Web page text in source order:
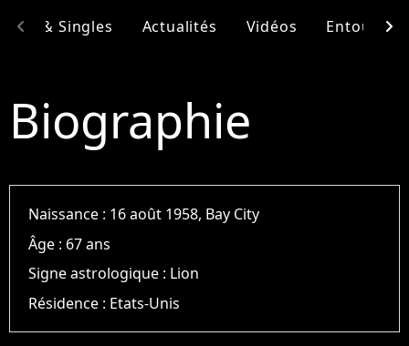
& Singles Actualités Vidéos Entourage
chevron_left chevron_right
Biographie
Naissance : 16 août 1958, Bay City
Âge : 67 ans
Signe astrologique : Lion
Résidence : Etats-Unis